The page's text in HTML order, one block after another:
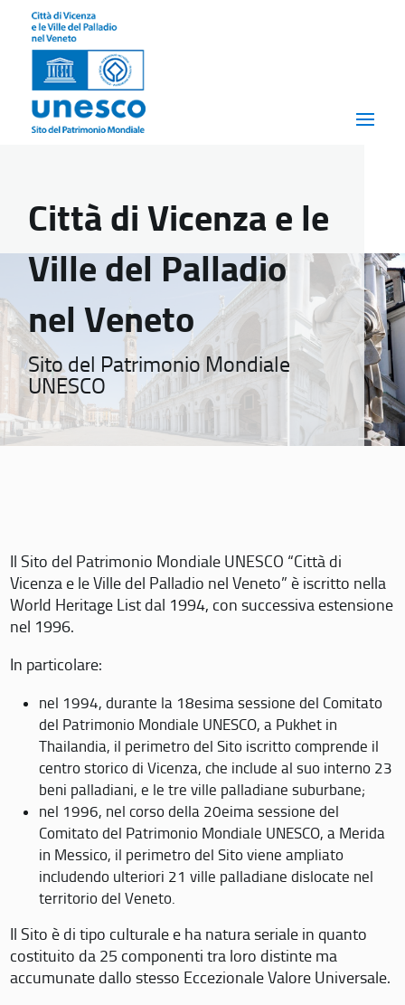
Città di Vicenza e le
Ville del Palladio
nel Veneto
Sito del Patrimonio Mondiale
UNESCO
Il Sito del Patrimonio Mondiale UNESCO “Città di
Vicenza e le Ville del Palladio nel Veneto” è iscritto nella
World Heritage List dal 1994, con successiva estensione
nel 1996.
In particolare:
nel 1994, durante la 18esima sessione del Comitato
del Patrimonio Mondiale UNESCO, a Pukhet in
Thailandia, il perimetro del Sito iscritto comprende il
centro storico di Vicenza, che include al suo interno 23
beni palladiani, e le tre ville palladiane suburbane;
nel 1996, nel corso della 20eima sessione del
Comitato del Patrimonio Mondiale UNESCO, a Merida
in Messico, il perimetro del Sito viene ampliato
includendo ulteriori 21 ville palladiane dislocate nel
territorio del Veneto.
Il Sito è di tipo culturale e ha natura seriale in quanto
costituito da 25 componenti tra loro distinte ma
accumunate dallo stesso Eccezionale Valore Universale.